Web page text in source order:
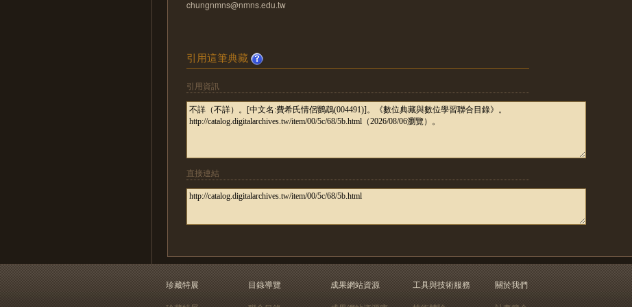
chungnmns@nmns.edu.tw
引用這筆典藏
引用資訊
直接連結
珍藏特展
目錄導覽
成果網站資源
工具與技術服務
關於我們